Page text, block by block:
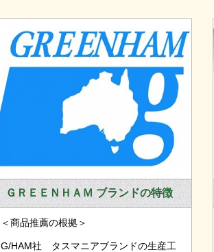
ＧＲＥＥＮＨＡＭ ブランドの特徴
＜商品推薦の根拠＞
G/HAM社 タスマニアブランドの生産工